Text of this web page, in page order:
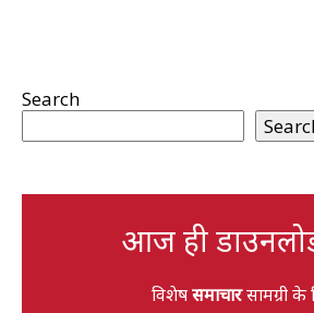
Search
आज ही
विशेषसमाचारसामग्री के